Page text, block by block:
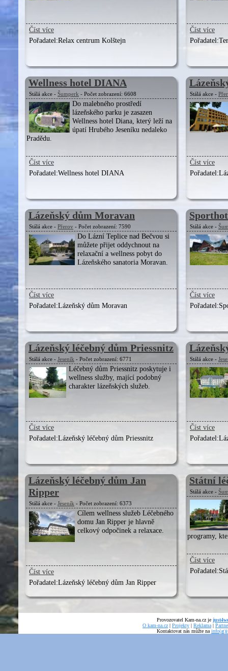
Číst více
Pořadatel:Relax centrum Kolštejn
Číst více
Pořadatel:
Wellness hotel DIANA
Stálá akce - Šumperk - Počet zobrazení: 6608
Do malebného prostředí
lázeňského parku je zasazen
Wellness hotel Diana, který leží na
úpatí Hrubého Jeseníku nedaleko
Pradědu.
Číst více
Pořadatel:Wellness hotel DIANA
Stálá akce -
Číst více
Pořadatel:
Lázeňský dům Moravan
Stálá akce - Přerov - Počet zobrazení: 7590
Do Lázní Teplice nad Bečvou si
můžete přijet oddychnout na
relaxační a wellness pobyt do
Lázeňského sanatoria Moravan.
Číst více
Pořadatel:Lázeňský dům Moravan
Stálá akce -
Číst více
Pořadatel:
Lázeňský léčebný dům Priessnitz
Stálá akce - Jeseník - Počet zobrazení: 6771
Léčebný dům Priessnitz poskytuje i
wellness služby, mající podobný
charakter lázeňských služeb.
Číst více
Pořadatel:Lázeňský léčebný dům Priessnitz
Stálá akce -
Číst více
Pořadatel:
Lázeňský léčebný dům Jan
Ripper
Stálá akce - Jeseník - Počet zobrazení: 6373
Cílem wellness služeb Léčebného
domu Jan Ripper je hlavně
celkový odpočinek a relaxace.
Číst více
Pořadatel:Lázeňský léčebný dům Jan Ripper
Státní
Stálá akce -
programy,
Číst více
Pořadatel:
Provozovatel Kam-na.cz je
O kam-na.cz | Projekty | Reklama |
Kontaktovat nás můžte na